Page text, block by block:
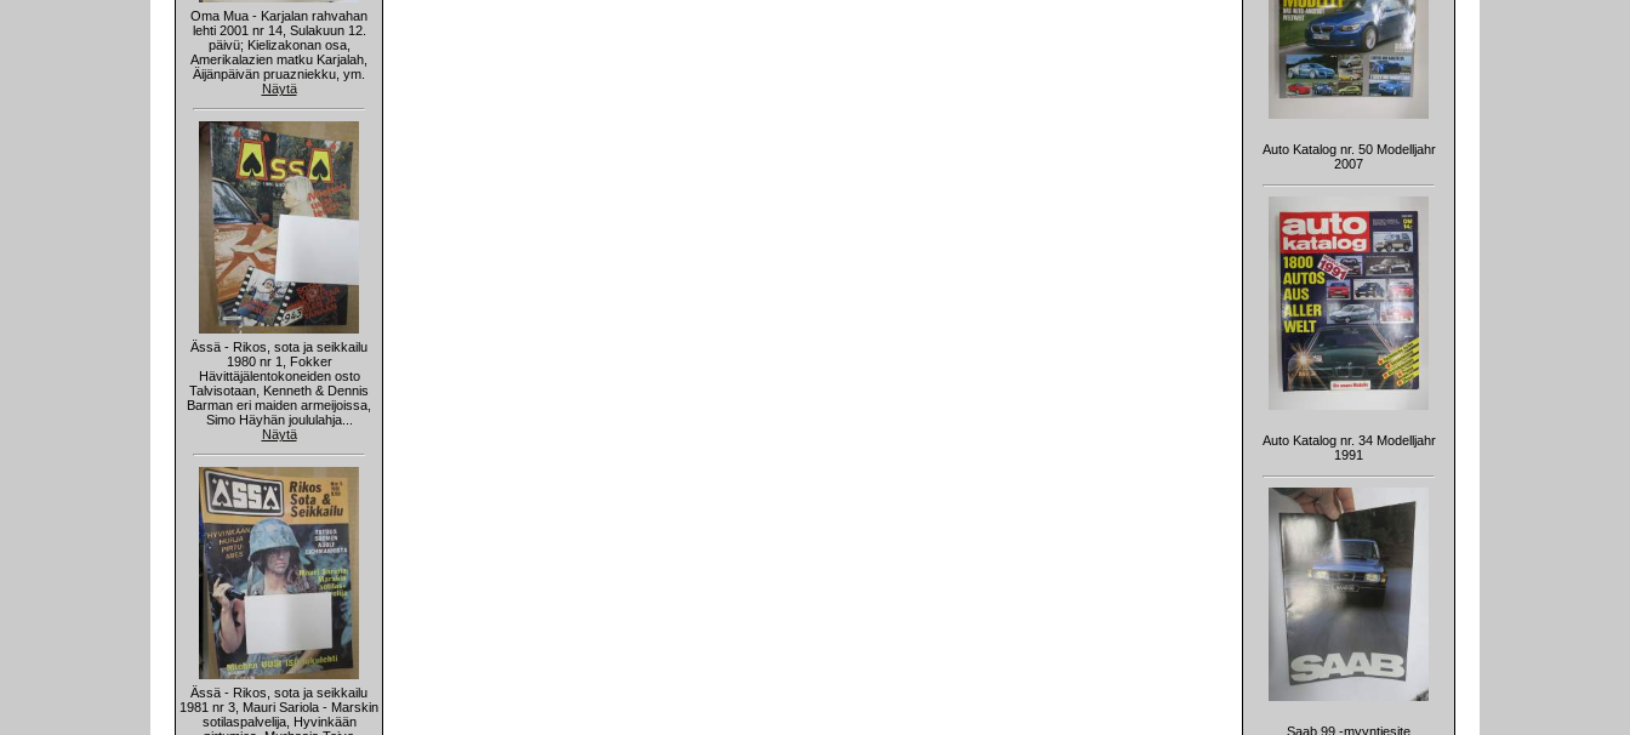
Oma Mua - Karjalan rahvahan
lehti 2001 nr 14, Sulakuun 12.
päivü; Kielizakonan osa,
Amerikalazien matku Karjalah,
Äijänpäivän pruazniekku, ym.
Näytä
Ässä - Rikos, sota ja seikkailu
1980 nr 1, Fokker
Hävittäjälentokoneiden osto
Talvisotaan, Kenneth & Dennis
Barman eri maiden armeijoissa,
Simo Häyhän joululahja...
Näytä
Ässä - Rikos, sota ja seikkailu
1981 nr 3, Mauri Sariola - Marskin
sotilaspalvelija, Hyvinkään
Auto Katalog nr. 50 Modelljahr
2007
Auto Katalog nr. 34 Modelljahr
1991
Saab 99 -myyntiesite